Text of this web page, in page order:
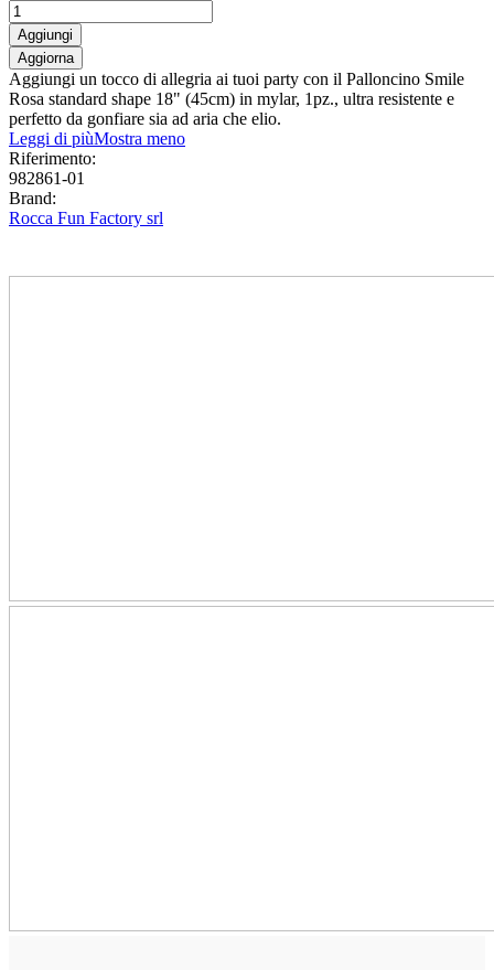
Aggiungi
Aggiungi un tocco di allegria ai tuoi party con il Palloncino Smile
Rosa standard shape 18" (45cm) in mylar, 1pz., ultra resistente e
perfetto da gonfiare sia ad aria che elio.
Leggi di piùMostra meno
Riferimento:
982861-01
Brand:
Rocca Fun Factory srl